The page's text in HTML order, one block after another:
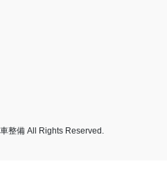
整備 All Rights Reserved.